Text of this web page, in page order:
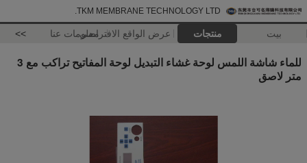
TKM MEMBRANE TECHNOLOGY LTD.
بيت منتجات عرض الواقع الافتراضيمعلومات عنا >>
للماء شاشة اللمس لوحة غشاء التبديل لوحة المفاتيح تراكب مع 3
متر لاصق